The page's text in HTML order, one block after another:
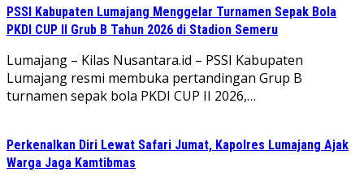
PSSI Kabupaten Lumajang Menggelar Turnamen Sepak Bola
PKDI CUP II Grub B Tahun 2026 di Stadion Semeru
Lumajang – Kilas Nusantara.id – PSSI Kabupaten
Lumajang resmi membuka pertandingan Grup B
turnamen sepak bola PKDI CUP II 2026,…
Perkenalkan Diri Lewat Safari Jumat, Kapolres Lumajang Ajak
Warga Jaga Kamtibmas